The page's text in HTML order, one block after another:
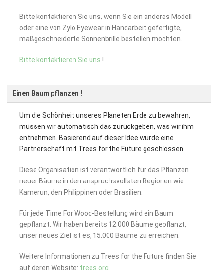
Bitte kontaktieren Sie uns, wenn Sie ein anderes Modell
oder eine von Zylo Eyewear in Handarbeit gefertigte,
maßgeschneiderte Sonnenbrille bestellen möchten.
Bitte kontaktieren Sie uns !
Einen Baum pflanzen !
Um die Schönheit unseres Planeten Erde zu bewahren,
müssen wir automatisch das zurückgeben, was wir ihm
entnehmen. Basierend auf dieser Idee wurde eine
Partnerschaft mit Trees for the Future geschlossen.
Diese Organisation ist verantwortlich für das Pflanzen
neuer Bäume in den anspruchsvollsten Regionen wie
Kamerun, den Philippinen oder Brasilien.
Für jede Time For Wood-Bestellung wird ein Baum
gepflanzt. Wir haben bereits 12.000 Bäume gepflanzt,
unser neues Ziel ist es, 15.000 Bäume zu erreichen.
Weitere Informationen zu Trees for the Future finden Sie
auf deren Website: trees.org